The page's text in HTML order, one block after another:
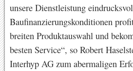
unsere Dienstleistung
Baufinanzierungskonditionen
breiten Produktauswahl und
besten Service“, so Robert
Interhyp AG zum abermaligen